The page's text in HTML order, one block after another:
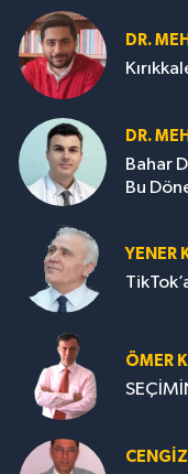
DR.
DR.
Bahar
Bu
YENER
ÖMER
CENGİZ